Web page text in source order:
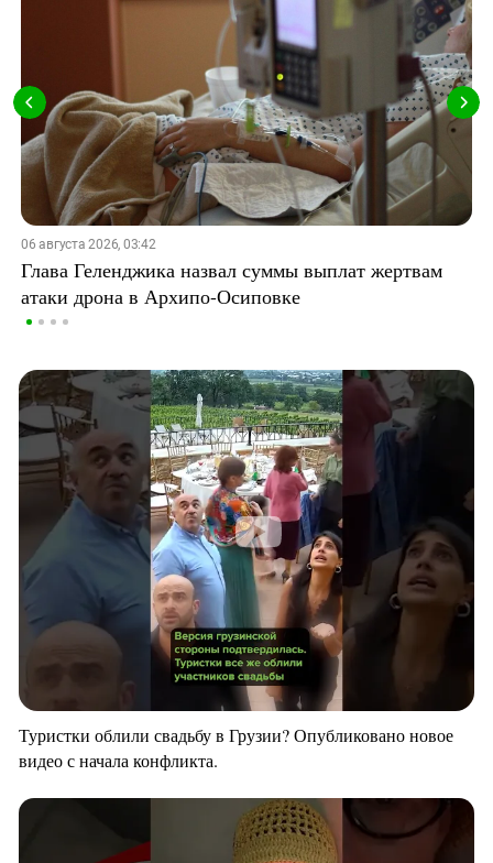
06 августа 2026, 03:42
Глава Геленджика назвал суммы выплат жертвам
атаки дрона в Архипо-Осиповке
Туристки облили свадьбу в Грузии? Опубликовано новое
видео с начала конфликта.